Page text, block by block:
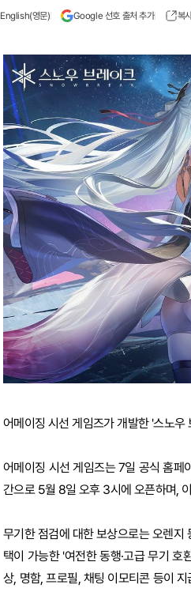
English(영문) Google 선호 출처 추가 복
어메이징 시선 게임즈가 개발한 '스노
어메이징 시선 게임즈는 7일 공식 홈페
간으로 5월 8일 오후 3시에 오픈하며,
무기한 점검에 대한 보상으로는 오렌지
택이 가능한 '여전한 동행·고급 무기
상, 명함, 프로필, 채팅 이모티콘 등이